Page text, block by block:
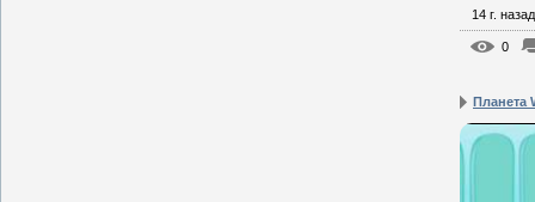
14 г. назад
0
Планета